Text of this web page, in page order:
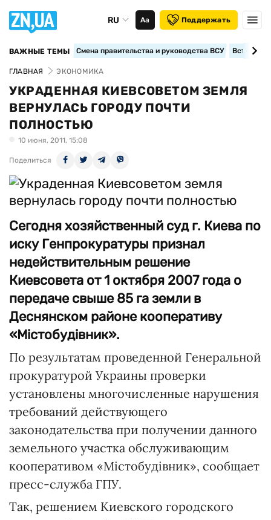
RU Аа Поддержать
ВАЖНЫЕ ТЕМЫ Смена правительства и руководства ВСУ
ГЛАВНАЯ ЭКОНОМИКА
УКРАДЕННАЯ КИЕВСОВЕТОМ ЗЕМЛЯ
ВЕРНУЛАСЬ ГОРОДУ ПОЧТИ
ПОЛНОСТЬЮ
10 июня, 2011, 15:08
Поделиться
Сегодня хозяйственный суд г. Киева по
иску Генпрокуратуры признал
недействительным решение
Киевсовета от 1 октября 2007 года о
передаче свыше 85 га земли в
Деснянском районе кооперативу
«Містобудівник».
По результатам проведенной Генеральной
прокуратурой Украины проверки
установлены многочисленные нарушения
требований действующего
законодательства при получении данного
земельного участка обслуживающим
кооперативом «Містобудівник», сообщает
пресс-служба ГПУ.
Так, решением Киевского городского